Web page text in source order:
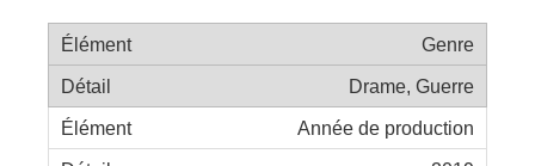
Genre
Drame, Guerre
Année de production